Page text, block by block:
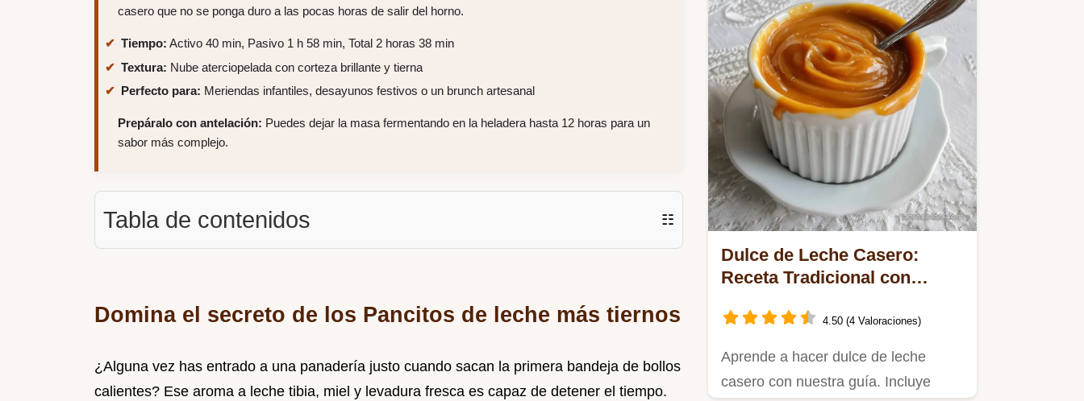
casero que no se ponga duro a las pocas horas de salir del horno.
Tiempo: Activo 40 min, Pasivo 1 h 58 min, Total 2 horas 38 min
Textura: Nube aterciopelada con corteza brillante y tierna
Perfecto para: Meriendas infantiles, desayunos festivos o un brunch artesanal
Prepáralo con antelación: Puedes dejar la masa fermentando en la heladera hasta 12 horas para un
sabor más complejo.
Tabla de contenidos ☷
Domina el secreto de los Pancitos de leche más tiernos
¿Alguna vez has entrado a una panadería justo cuando sacan la primera bandeja de bollos
calientes? Ese aroma a leche tibia, miel y levadura fresca es capaz de detener el tiempo.
Dulce de Leche Casero:
Receta Tradicional con
4.50 (4 Valoraciones)
Aprende a hacer dulce de leche
casero con nuestra guía. Incluye